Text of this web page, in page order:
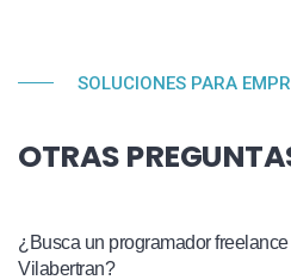
SOLUCIONES PARA
OTRAS
¿Busca un programador
Vilabertran?